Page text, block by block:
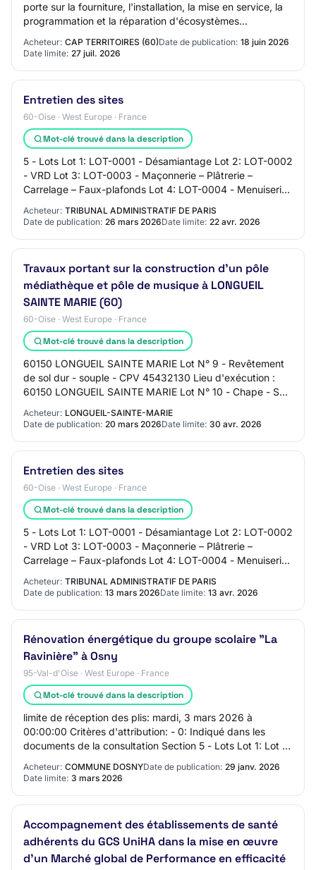
porte sur la fourniture, l'installation, la mise en service, la
programmation et la réparation d'écosystèmes
énergétiques connectés, comprenant n…
Acheteur: CAP TERRITOIRES (60)Date de publication: 18 juin 2026
Date limite: 27 juil. 2026
Entretien des sites
60-Oise · West Europe · France
Mot-clé trouvé dans la description
5 - Lots Lot 1: LOT-0001 - Désamiantage Lot 2: LOT-0002
- VRD Lot 3: LOT-0003 - Maçonnerie – Plâtrerie –
Carrelage – Faux-plafonds Lot 4: LOT-0004 - Menuiseries
Acheteur: TRIBUNAL ADMINISTRATIF DE PARIS
Date de publication: 26 mars 2026Date limite: 22 avr. 2026
Travaux portant sur la construction d'un pôle
médiathèque et pôle de musique à LONGUEIL
SAINTE MARIE (60)
60-Oise · West Europe · France
Mot-clé trouvé dans la description
60150 LONGUEIL SAINTE MARIE Lot N° 9 - Revêtement
de sol dur - souple - CPV 45432130 Lieu d'exécution :
60150 LONGUEIL SAINTE MARIE Lot N° 10 - Chape - Sol
Acheteur: LONGUEIL-SAINTE-MARIE
Date de publication: 20 mars 2026Date limite: 30 avr. 2026
Entretien des sites
60-Oise · West Europe · France
Mot-clé trouvé dans la description
5 - Lots Lot 1: LOT-0001 - Désamiantage Lot 2: LOT-0002
- VRD Lot 3: LOT-0003 - Maçonnerie – Plâtrerie –
Carrelage – Faux-plafonds Lot 4: LOT-0004 - Menuiseries
Acheteur: TRIBUNAL ADMINISTRATIF DE PARIS
Date de publication: 13 mars 2026Date limite: 13 avr. 2026
Rénovation énergétique du groupe scolaire "La
Ravinière" à Osny
95-Val-d'Oise · West Europe · France
Mot-clé trouvé dans la description
limite de réception des plis: mardi, 3 mars 2026 à
00:00:00 Critères d'attribution: - 0: Indiqué dans les
documents de la consultation Section 5 - Lots Lot 1: Lot 1
Acheteur: COMMUNE DOSNYDate de publication: 29 janv. 2026
Date limite: 3 mars 2026
Accompagnement des établissements de santé
adhérents du GCS UniHA dans la mise en œuvre
d’un Marché global de Performance en efficacité